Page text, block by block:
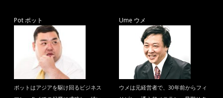
Pot ポット
ポットはアジアを駆け回るビジネス
Ume ウメ
ウメは元経営者で、30年前からフィ